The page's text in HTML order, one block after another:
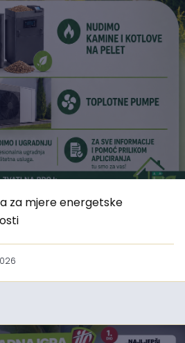
za mjere energetske